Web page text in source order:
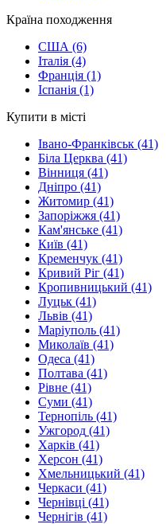
Країна походження
США (6)
Італія (4)
Франція (1)
Іспанія (1)
Купити в місті
Івано-Франківськ (41)
Біла Церква (41)
Вінниця (41)
Дніпро (41)
Житомир (41)
Запоріжжя (41)
Кам'янське (41)
Київ (41)
Кременчук (41)
Кривий Ріг (41)
Кропивницький (41)
Луцьк (41)
Львів (41)
Маріуполь (41)
Миколаїв (41)
Одеса (41)
Полтава (41)
Рівне (41)
Суми (41)
Тернопіль (41)
Ужгород (41)
Харків (41)
Херсон (41)
Хмельницький (41)
Черкаси (41)
Чернівці (41)
Чернігів (41)